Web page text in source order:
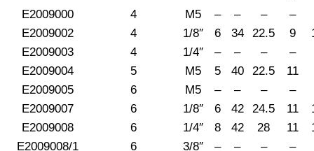
E2009000 4 M5 – – –
–
E2009002
4 1/8″ 6 34 22.5 9
E2009003
4 1/4″ – – –
–
E2009004
5 M5 5 40 22.5
11
E2009005
6 M5 – – –
–
E2009007
6 1/8″ 6 42 24.5 11
E2009008
6 1/4″ 8 42 28 11
E2009008/1
6 3/8″ – – –
–